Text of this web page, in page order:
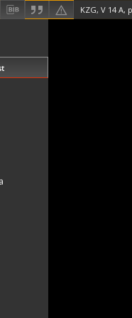
KZG, V 14